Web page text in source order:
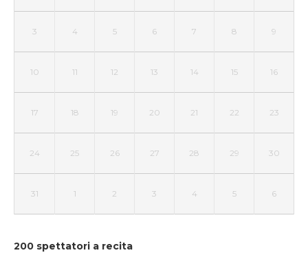
3 4 5 6 7 8 9
10 11 12 13 14 15 16
17 18 19 20 21 22 23
24 25 26 27 28 29 30
31 1 2 3 4 5 6
200 spettatori a recita